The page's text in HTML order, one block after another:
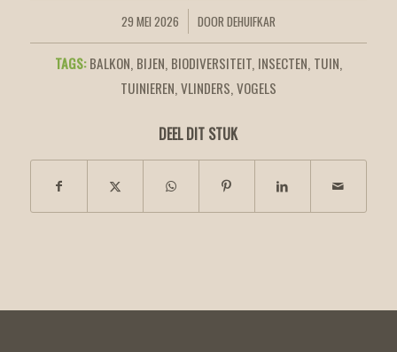
29 MEI 2026
/ DOORDEHUIFKAR
TAGS: BALKON, BIJEN, BIODIVERSITEIT, INSECTEN, TUIN,
TUINIEREN, VLINDERS, VOGELS
DEEL DIT STUK